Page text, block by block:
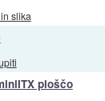
slika
ploščo